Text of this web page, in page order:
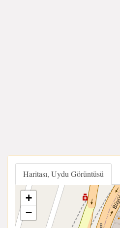
Haritası, Uydu Görüntüsü
+
−